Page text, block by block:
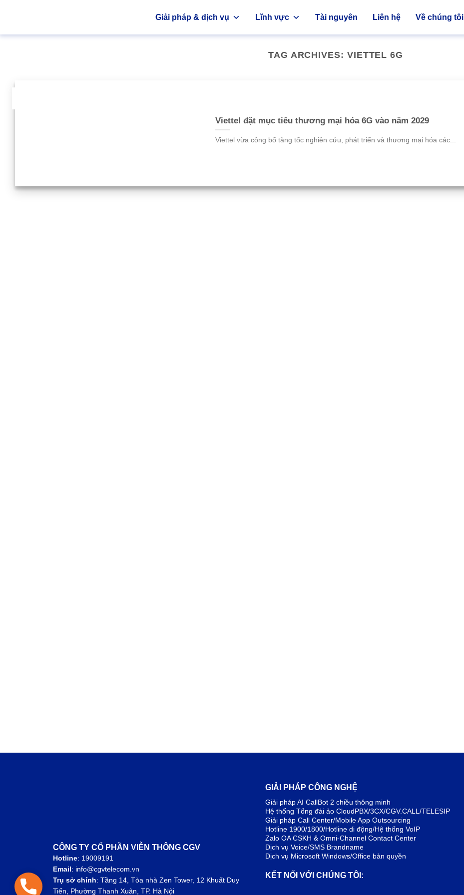
Giải pháp & dịch vụ Lĩnh vực Tài nguyên Liên hệ Về chúng tôi
TAG ARCHIVES: VIETTEL 6G
Viettel đặt mục tiêu thương mại hóa 6G vào năm 2029
Viettel vừa công bố tăng tốc nghiên cứu, phát triển và thương mại hóa các...
CÔNG TY CỔ PHẦN VIỄN THÔNG CGV
Hotline: 19009191
Email: info@cgvtelecom.vn
Trụ sở chính: Tầng 14, Tòa nhà Zen Tower, 12 Khuất Duy
Tiến, Phường Thanh Xuân, TP. Hà Nội
GIẢI PHÁP CÔNG NGHỆ
Giải pháp AI CallBot 2 chiều thông minh
Hệ thống Tổng đài ảo CloudPBX/3CX/CGV.CALL/TELESIP
Giải pháp Call Center/Mobile App Outsourcing
Hotline 1900/1800/Hotline di động/Hệ thống VoIP
Zalo OA CSKH & Omni-Channel Contact Center
Dịch vụ Voice/SMS Brandname
Dịch vụ Microsoft Windows/Office bản quyền
KẾT NỐI VỚI CHÚNG TÔI:
Hotline: 1900 9191